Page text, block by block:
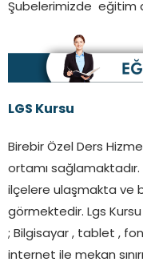
Şubelerimizde eğitim
LGS Kursu
Birebir Özel Ders
ortamı sağlamaktadır.
ilçelere ulaşmakta ve
görmektedir. Lgs
; Bilgisayar , tablet ,
internet ile mekan